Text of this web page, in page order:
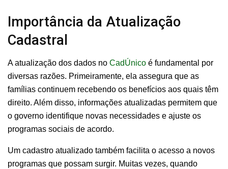
Importância da Atualização
Cadastral
A atualização dos dados no CadÚnico é fundamental por
diversas razões. Primeiramente, ela assegura que as
famílias continuem recebendo os benefícios aos quais têm
direito. Além disso, informações atualizadas permitem que
o governo identifique novas necessidades e ajuste os
programas sociais de acordo.
Um cadastro atualizado também facilita o acesso a novos
programas que possam surgir. Muitas vezes, quando